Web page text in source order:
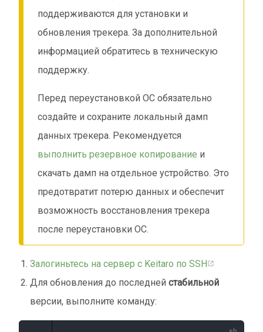
поддерживаются для установки и
обновления трекера. За дополнительной
информацией обратитесь в техническую
поддержку.
Перед переустановкой ОС обязательно
создайте и сохраните локальный дамп
данных трекера. Рекомендуется
выполнить резервное копирование и
скачать дамп на отдельное устройство. Это
предотвратит потерю данных и обеспечит
возможность восстановления трекера
после переустановки ОС.
Залогиньтесь на сервер с Keitaro по SSH
Для обновления до последнейстабильной
версии, выполните команду: